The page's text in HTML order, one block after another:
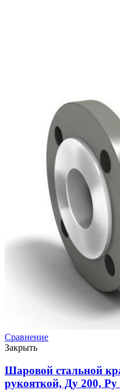
Сравнение
Закрыть
Шаровой стальной
рукояткой, Ду 200,